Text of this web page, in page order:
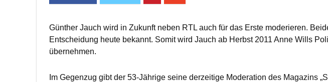
Günther Jauch wird in Zukunft neben RTL auch für das Erste moderieren.
Entscheidung heute bekannt. Somit wird Jauch ab Herbst 2011 Anne Wills
übernehmen.
Im Gegenzug gibt der 53-Jährige seine derzeitige Moderation des Magazins